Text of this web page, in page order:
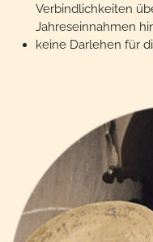
Verbindlichkeiten
Jahreseinnahmen
keine Darlehen für